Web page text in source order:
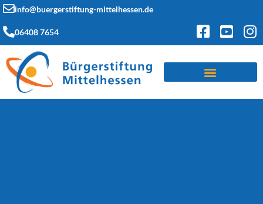
info@buergerstiftung-mittelhessen.de
06408 7654